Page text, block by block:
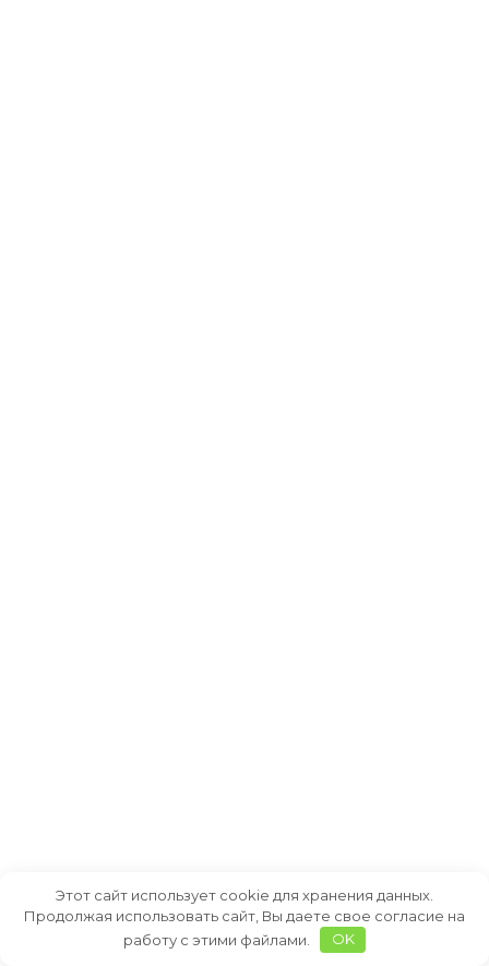
Этот сайт использует cookie для хранения данных.
Продолжая использовать сайт, Вы даете свое согласие на
работу с этими файлами.
OK